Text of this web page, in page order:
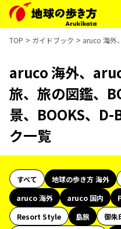
TOP ガイドブック aruco 海外
aruco 海外、
旅、旅の図鑑、
景、BOOKS、
ク一覧
すべて 地球の歩き方 海外
aruco 海外
aruco 国内
Resort Style
島旅 御朱